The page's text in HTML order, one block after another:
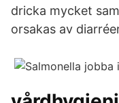
dricka mycket
orsakas av